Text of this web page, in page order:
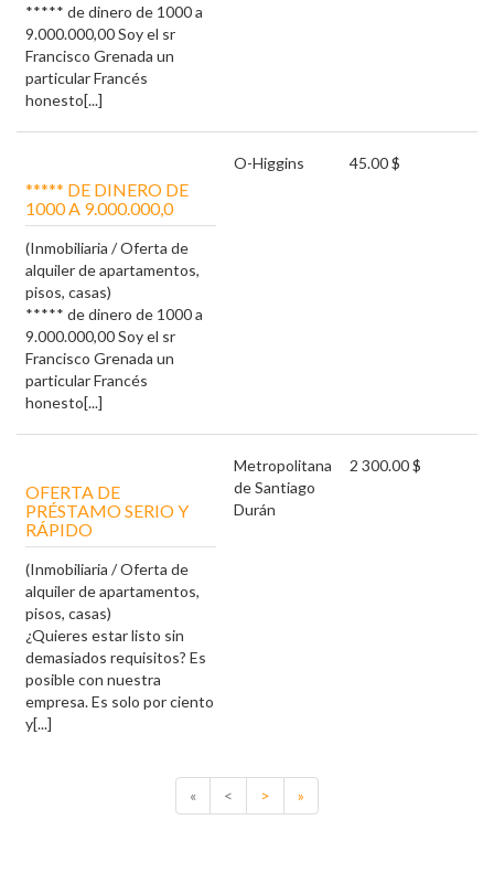
***** de dinero de 1000 a
9.000.000,00 Soy el sr
Francisco Grenada un
particular Francés
honesto[...]
***** DE DINERO DE
1000 A 9.000.000,0
(Inmobiliaria / Oferta de
alquiler de apartamentos,
pisos, casas)
***** de dinero de 1000 a
9.000.000,00 Soy el sr
Francisco Grenada un
particular Francés
honesto[...]
O-Higgins 45.00 $
OFERTA DE
PRÉSTAMO SERIO Y
RÁPIDO
(Inmobiliaria / Oferta de
alquiler de apartamentos,
pisos, casas)
¿Quieres estar listo sin
demasiados requisitos? Es
posible con nuestra
empresa. Es solo por ciento
y[...]
Metropolitana
de Santiago
Durán
2 300.00 $
« < > »